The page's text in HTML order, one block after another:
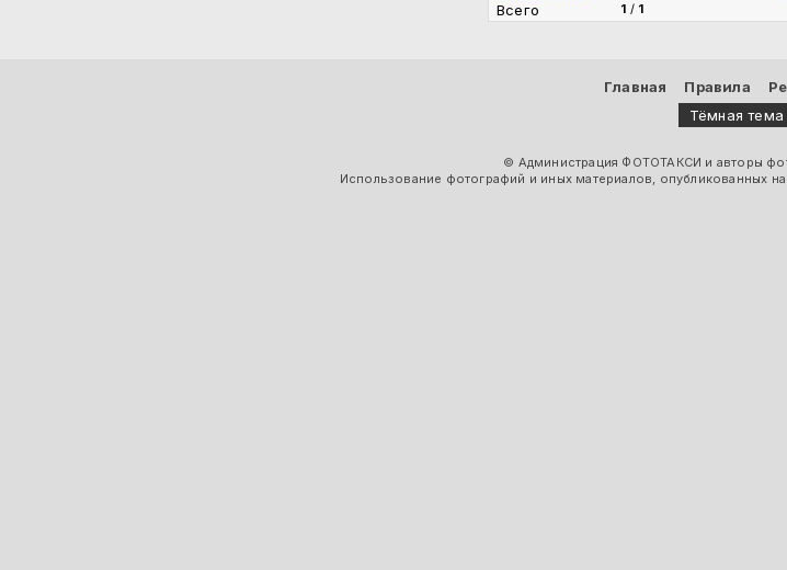
Всего 1 / 1
Главная Правила
Тёмная тема
© Администрация ФОТОТАКСИ и авторы
Использование фотографий и иных материалов, опубликованных